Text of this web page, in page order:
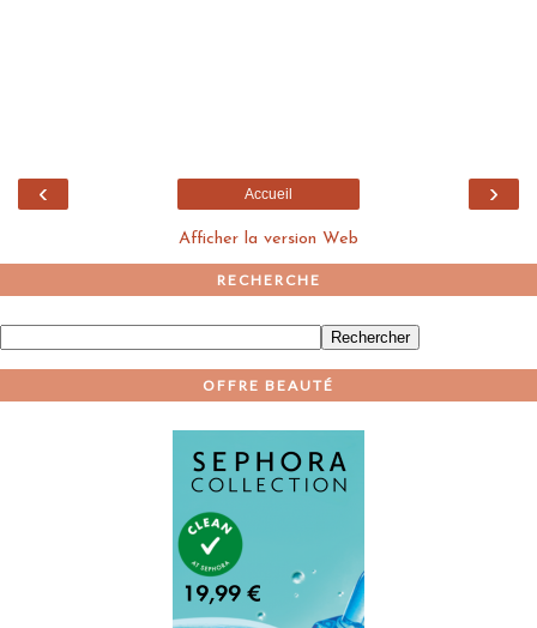
‹ ›
Accueil
Afficher la version Web
RECHERCHE
OFFRE BEAUTÉ